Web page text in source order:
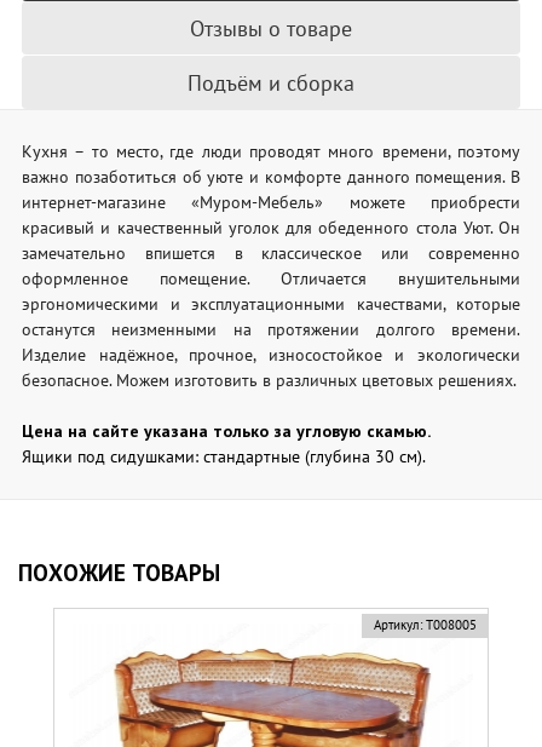
Отзывы о товаре
Подъём и сборка
Кухня – то место, где люди проводят много времени, поэтому
важно позаботиться об уюте и комфорте данного помещения. В
интернет-магазине «Муром-Мебель» можете приобрести
красивый и качественный уголок для обеденного стола Уют. Он
замечательно впишется в классическое или современно
оформленное помещение. Отличается внушительными
эргономическими и эксплуатационными качествами, которые
останутся неизменными на протяжении долгого времени.
Изделие надёжное, прочное, износостойкое и экологически
безопасное. Можем изготовить в различных цветовых решениях.
Цена на сайте указана только за угловую скамью.
Ящики под сидушками: стандартные (глубина 30 см).
ПОХОЖИЕ ТОВАРЫ
Артикул: Т008005